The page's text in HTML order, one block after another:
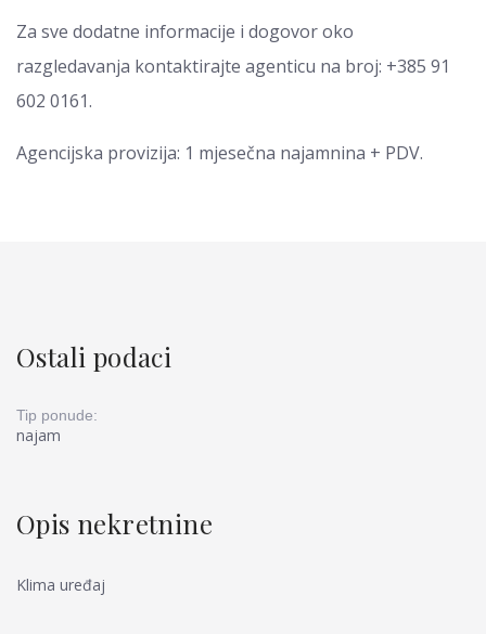
Za sve dodatne informacije i dogovor oko
razgledavanja kontaktirajte agenticu na broj: +385 91
602 0161.
Agencijska provizija: 1 mjesečna najamnina + PDV.
Ostali podaci
Tip ponude:
najam
Opis nekretnine
Klima uređaj